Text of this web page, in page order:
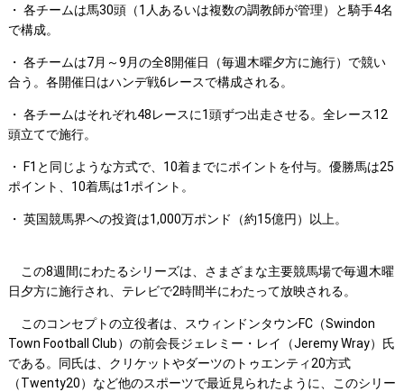
・ 各チームは馬30頭（1人あるいは複数の調教師が管理）と騎手4名
で構成。
・ 各チームは7月～9月の全8開催日（毎週木曜夕方に施行）で競い
合う。各開催日はハンデ戦6レースで構成される。
・ 各チームはそれぞれ48レースに1頭ずつ出走させる。全レース12
頭立てで施行。
・ F1と同じような方式で、10着までにポイントを付与。優勝馬は25
ポイント、10着馬は1ポイント。
・ 英国競馬界への投資は1,000万ポンド（約15億円）以上。
この8週間にわたるシリーズは、さまざまな主要競馬場で毎週木曜
日夕方に施行され、テレビで2時間半にわたって放映される。
このコンセプトの立役者は、スウィンドンタウンFC（Swindon
Town Football Club）の前会長ジェレミー・レイ（Jeremy Wray）氏
である。同氏は、クリケットやダーツのトゥエンティ20方式
（Twenty20）など他のスポーツで最近見られたように、このシリー